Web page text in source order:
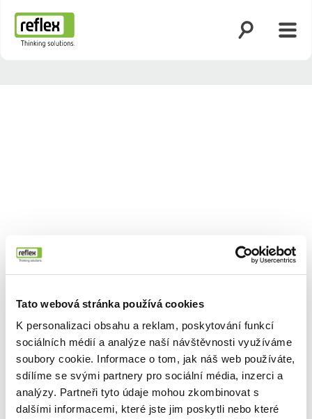
Tato webová stránka používá cookies
K personalizaci obsahu a reklam, poskytování funkcí
sociálních médií a analýze naší návštěvnosti využíváme
soubory cookie. Informace o tom, jak náš web používáte,
sdílíme se svými partnery pro sociální média, inzerci a
analýzy. Partneři tyto údaje mohou zkombinovat s
dalšími informacemi, které jste jim poskytli nebo které